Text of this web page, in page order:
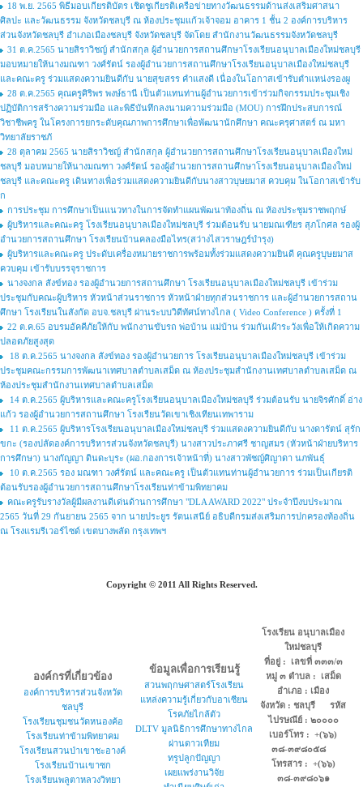
18 พ.ย. 2565 พิธีมอบเกียรติบัตร เชิดชูเกียรติเครือข่ายทางวัฒนธรรมด้านส่งเสริมศาสนา
ศิลปะ และวัฒนธรรม จังหวัดชลบุรี ณ ห้องประชุมแก้วเจ้าจอม อาคาร 1 ชั้น 2 องค์การบริหาร
ส่วนจังหวัดชลบุรี อำเภอเมืองชลบุรี จังหวัดชลบุรี จัดโดย สำนักงานวัฒนธรรมจังหวัดชลบุรี
31 ต.ค.2565 นายสิราวิชญ์ สำนักสกุล ผู้อำนวยการสถานศึกษาโรงเรียนอนุบาลเมืองใหม่ชลบุรี
มอบหมายให้นางมณฑา วงศ์รัตน์ รองผู้อำนวยการสถานศึกษาโรงเรียนอนุบาลเมืองใหม่ชลบุรี
และคณะครู ร่วมแสดงความยินดีกับ นายสุขสรร คำแสงดี เนื่องในโอกาสเข้ารับตำแหน่งรองผู
28 ต.ค.2565 คุณครูศิริพร พงษ์ธานี เป็นตัวแทนท่านผู้อำนวยการเข้าร่วมกิจกรรมประชุมเชิง
ปฏิบัติการสร้างความร่วมมือ และพิธีบันทึกลงนามความร่วมมือ (MOU) การฝึกประสบการณ์
วิชาชีพครู ในโครงการยกระดับคุณภาพการศึกษาเพื่อพัฒนานักศึกษา คณะครุศาสตร์ ณ มหา
วิทยาลัยราชภั
28 ตุลาคม 2565 นายสิราวิชญ์ สำนักสกุล ผู้อำนวยการสถานศึกษาโรงเรียนอนุบาลเมืองใหม่
ชลบุรี มอบหมายให้นางมณฑา วงศ์รัตน์ รองผู้อำนวยการสถานศึกษาโรงเรียนอนุบาลเมืองใหม่
ชลบุรี และคณะครู เดินทางเพื่อร่วมแสดงความยินดีกับนางสาวบุษยมาส ควบคุม ในโอกาสเข้ารับ
ก
การประชุม การศึกษาเป็นแนวทางในการจัดทำแผนพัฒนาท้องถิ่น ณ ห้องประชุมราชพฤกษ์
ผู้บริหารและคณะครู โรงเรียนอนุบาลเมืองใหม่ชลบุรี ร่วมต้อนรับ นายมณเฑียร สุภโกศล รองผู้
อำนวยการสถานศึกษา โรงเรียนบ้านคลองมือไทร(สว่างไสวราษฎร์บำรุง)
ผู้บริหารและคณะครู ประดับเครื่องหมายราชการพร้อมทั้งร่วมแสดงความยินดี คุณครูบุษยมาส
ควบคุม เข้ารับบรรจุราชการ
นางจงกล สังข์ทอง รองผู้อำนวยการสถานศึกษา โรงเรียนอนุบาลเมืองใหม่ชลบุรี เข้าร่วม
ประชุมกับคณะผู้บริหาร หัวหน้าส่วนราชการ หัวหน้าฝ่ายทุกส่วนราชการ และผู้อำนวยการสถาน
ศึกษา โรงเรียนในสังกัด อบจ.ชลบุรี ผ่านระบบวิดีทัศน์ทางไกล ( Video Conference ) ครั้งที่ 1
22 ต.ค.65 อบรมอัคคีภัยให้กับ พนักงานขับรถ พ่อบ้าน แม่บ้าน ร่วมกันเฝ้าระวังเพื่อให้เกิดความ
ปลอดภัยสูงสุด
18 ต.ค.2565 นางจงกล สังข์ทอง รองผู้อำนวยการ โรงเรียนอนุบาลเมืองใหม่ชลบุรี เข้าร่วม
ประชุมคณะกรรมการพัฒนาเทศบาลตำบลเสม็ด ณ ห้องประชุมสำนักงานเทศบาลตำบลเสม็ด ณ
ห้องประชุมสำนักงานเทศบาลตำบลเสม็ด
14 ต.ค.2565 ผู้บริหารและคณะครูโรงเรียนอนุบาลเมืองใหม่ชลบุรี ร่วมต้อนรับ นายจิรศักดิ์ อ่าง
แก้ว รองผู้อำนวยการสถานศึกษา โรงเรียนวัดเขาเชิงเทียนเทพาราม
11 ต.ค.2565 ผู้บริหารโรงเรียนอนุบาลเมืองใหม่ชลบุรี ร่วมแสดงความยินดีกับ นางดารัตน์ สุรัก
ขกะ (รองปลัดองค์การบริหารส่วนจังหวัดชลบุรี) นางสาวประภาศรี ชาญสมร (หัวหน้าฝ่ายบริหาร
การศึกษา) นางกัญญา ดินดะบุระ (ผอ.กองการเจ้าหน้าที่) นางสาวพัชญ์ศิญาดา นภพันธุ์
10 ต.ค.2565 รอง มณฑา วงศ์รัตน์ และคณะครู เป็นตัวแทนท่านผู้อำนวยการ ร่วมเป็นเกียรติ
ต้อนรับรองผู้อำนวยการสถานศึกษาโรงเรียนท่าข้ามพิทยาคม
คณะครูรับรางวัลผู้มีผลงานดีเด่นด้านการศึกษา "DLA AWARD 2022" ประจำปีงบประมาณ
2565 วันที่ 29 กันยายน 2565 จาก นายประยูร รัตนเสนีย์ อธิบดีกรมส่งเสริมการปกครองท้องถิ่น
ณ โรงแรมรีเวอร์ไซด์ เขตบางพลัด กรุงเทพฯ
Copyright © 2011 All Rights Reserved.
องค์กรที่เกี่ยวข้อง
องค์การบริหารส่วนจังหวัด
ชลบุรี
โรงเรียนชุมชนวัดหนองค้อ
โรงเรียนท่าข้ามพิทยาคม
โรงเรียนสวนป่าเขาชะอางค์
โรงเรียนบ้านเขาซก
โรงเรียนพลูตาหลวงวิทยา
ข้อมูลเพื่อการเรียนรู้
สวนพฤกษศาสตร์โรงเรียน
แหล่งความรู้เกี่ยวกับอาเซียน
โรคภัยไกล้ตัว
DLTV มูลนิธิการศึกษาทางไกล
ผ่านดาวเทียม
ทรูปลูกปัญญา
เผยแพร่งานวิจัย
โรงเรียน อนุบาลเมือง
ใหม่ชลบุรี
ที่อยู่ : เลขที่ ๓๓๓/๓
หมู่ ๓ ตำบล : เสม็ด
อำเภอ : เมือง
จังหวัด : ชลบุรี รหัส
ไปรษณีย์ : ๒๐๐๐๐
เบอร์โทร : +(๖๖)
๓๘-๓๙๘๐๕๘
โทรสาร : +(๖๖)
๓๘-๓๙๘๐๖๑